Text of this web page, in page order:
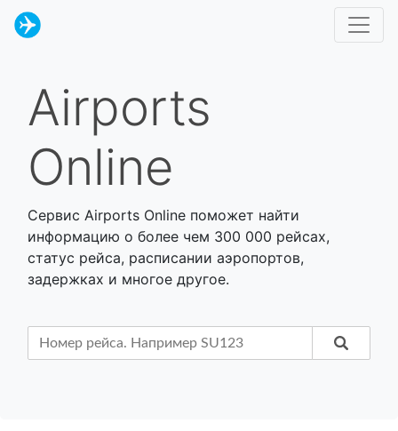
Airports
Online
Сервис Airports Online поможет найти
информацию о более чем 300 000 рейсах,
статус рейса, расписании аэропортов,
задержках и многое другое.